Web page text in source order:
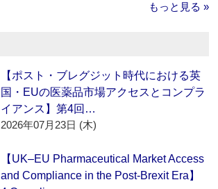
もっと見る »
【ポスト・ブレグジット時代における英
国・EUの医薬品市場アクセスとコンプラ
イアンス】第4回…
2026年07月23日 (木)
【UK–EU Pharmaceutical Market Access
and Compliance in the Post-Brexit Era】